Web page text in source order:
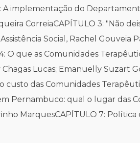
implementação do
CorreiaCAPÍTULO 3: "Não
Social, Rachel Gouveia
O que as Comunidades
Lucas; Emanuelly Suzart
custo das Comunidades
Pernambuco: qual o lugar das
MarquesCAPÍTULO 7: